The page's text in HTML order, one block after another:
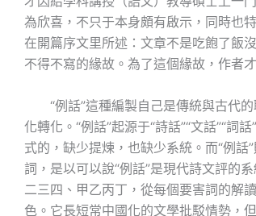
為欣喜，不只于本身頗有啟示，同時也
在開篇序文里所述：文章不是吃飽了飯
不得不寫的緣故。為了這個緣故，作者
“例話”這種編製自己是傳統與古代
化轉化。“例話”起源于“詩話”“文話”“詞
式的，缺少提煉，也缺少系統。而“例話
詞，是以可以說“例話”是現代詩文評的
二三四、甲乙丙丁，從每個要害詞的解
色。它長短常中國化的文學批駁情勢，